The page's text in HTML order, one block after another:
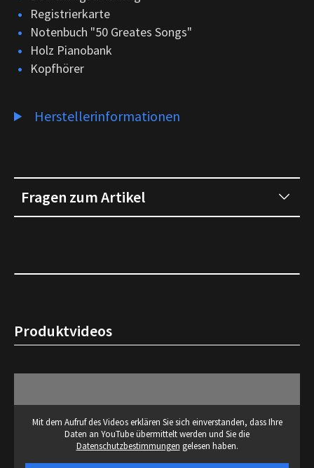
Registrierkarte
Notenbuch "50 Greates Songs"
Holz Pianobank
Kopfhörer
Herstellerinformationen
Fragen zum Artikel
Produktvideos
Mit dem Aufruf des Videos erklären Sie sich einverstanden, dass Ihre
Daten an YouTube übermittelt werden und Sie die
Datenschutzbestimmungen gelesen haben.